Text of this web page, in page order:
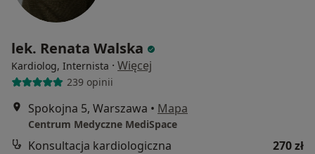
lek. Renata Walska
Kardiolog, Internista · Więcej
239 opinii
Spokojna 5, Warszawa • Mapa
Centrum Medyczne MediSpace
Konsultacja kardiologiczna
270 zł